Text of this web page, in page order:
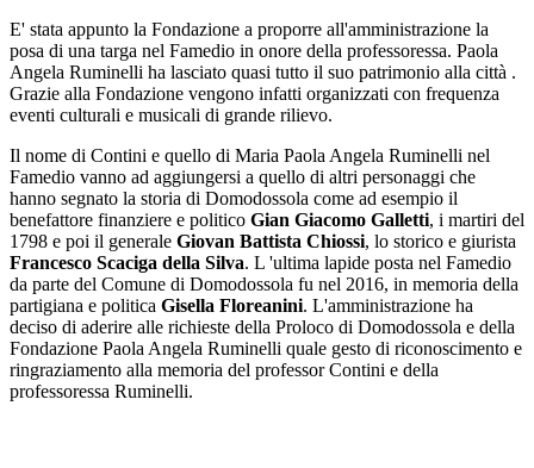
E' stata appunto la Fondazione a proporre all'amministrazione la
posa di una targa nel Famedio in onore della professoressa. Paola
Angela Ruminelli ha lasciato quasi tutto il suo patrimonio alla città .
Grazie alla Fondazione vengono infatti organizzati con frequenza
eventi culturali e musicali di grande rilievo.
Il nome di Contini e quello di Maria Paola Angela Ruminelli nel
Famedio vanno ad aggiungersi a quello di altri personaggi che
hanno segnato la storia di Domodossola come ad esempio il
benefattore finanziere e politico Gian Giacomo Galletti, i martiri del
1798 e poi il generale Giovan Battista Chiossi, lo storico e giurista
Francesco Scaciga della Silva. L 'ultima lapide posta nel Famedio
da parte del Comune di Domodossola fu nel 2016, in memoria della
partigiana e politica Gisella Floreanini. L'amministrazione ha
deciso di aderire alle richieste della Proloco di Domodossola e della
Fondazione Paola Angela Ruminelli quale gesto di riconoscimento e
ringraziamento alla memoria del professor Contini e della
professoressa Ruminelli.